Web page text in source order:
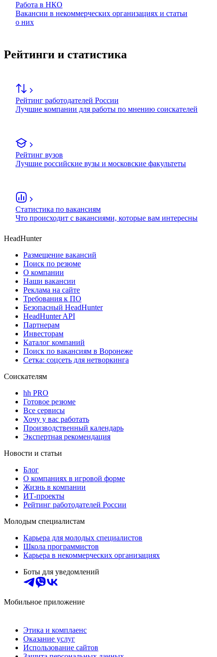
Работа в НКО
Вакансии в некоммерческих организациях и статьи
о них
Рейтинги и статистика
Рейтинг работодателей России
Лучшие компании для работы по мнению соискателей
Рейтинг вузов
Лучшие российские вузы и московские факультеты
Статистика по вакансиям
Что происходит с вакансиями, которые вам интересны
HeadHunter
Размещение вакансий
Поиск по резюме
О компании
Наши вакансии
Реклама на сайте
Требования к ПО
Безопасный HeadHunter
HeadHunter API
Партнерам
Инвесторам
Каталог компаний
Поиск по вакансиям в Воронеже
Сетка: соцсеть для нетворкинга
Соискателям
hh PRO
Готовое резюме
Все сервисы
Хочу у вас работать
Производственный календарь
Экспертная рекомендация
Новости и статьи
Блог
О компаниях в игровой форме
Жизнь в компании
ИТ-проекты
Рейтинг работодателей России
Молодым специалистам
Карьера для молодых специалистов
Школа программистов
Карьера в некоммерческих организациях
Боты для уведомлений
Мобильное приложение
Этика и комплаенс
Оказание услуг
Использование сайтов